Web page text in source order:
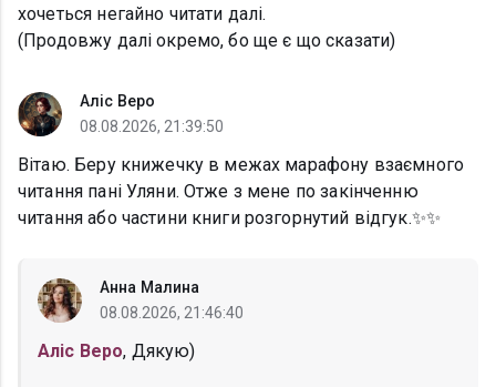
хочеться негайно читати далі.
(Продовжу далі окремо, бо ще є що сказати)
Аліс Веро
08.08.2026, 21:39:50
Вітаю. Беру книжечку в межах марафону взаємного
читання пані Уляни. Отже з мене по закінченню
читання або частини книги розгорнутий відгук.✨✨
Анна Малина
08.08.2026, 21:46:40
Аліс Веро, Дякую)